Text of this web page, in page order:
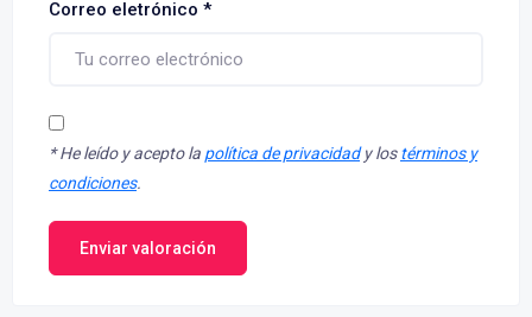
Correo eletrónico *
*He leído y acepto la política de privacidady lostérminos y
condiciones.
Enviar valoración